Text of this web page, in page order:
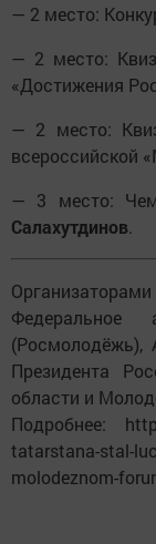
— 2 место:
— 2 место:
«Достижения
— 2 место:
всероссийской
— 3 место:
Салахутдинов.
(Росмолодёжь),
Президента
области и
Подробнее:
tatarstana-stal-
molodeznom-